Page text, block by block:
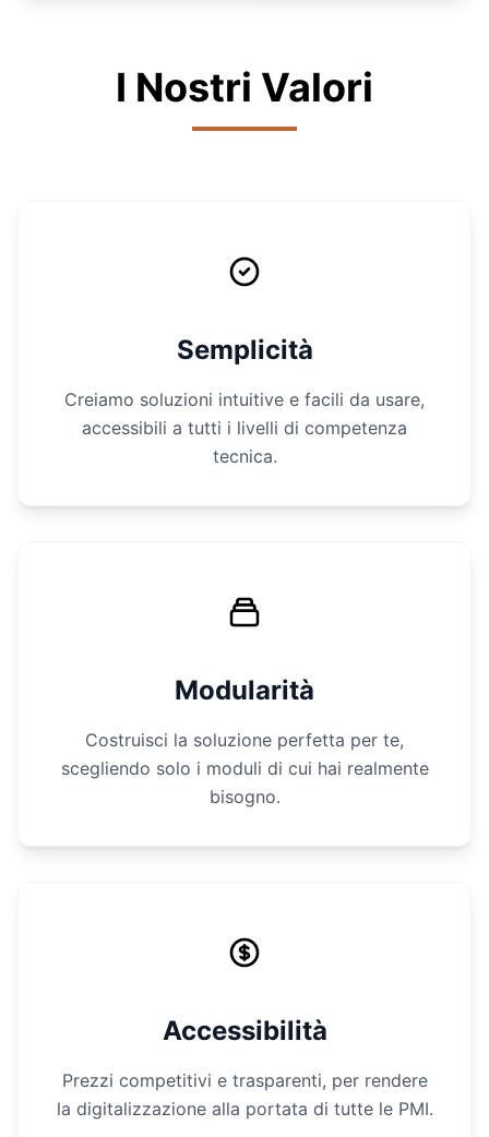
I Nostri Valori
Semplicità
Creiamo soluzioni intuitive e facili da usare,
accessibili a tutti i livelli di competenza
tecnica.
Modularità
Costruisci la soluzione perfetta per te,
scegliendo solo i moduli di cui hai realmente
bisogno.
Accessibilità
Prezzi competitivi e trasparenti, per rendere
la digitalizzazione alla portata di tutte le PMI.